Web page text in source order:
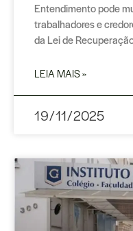
Entendimento pode
trabalhadores e
da Lei de
LEIA MAIS »
19/11/2025